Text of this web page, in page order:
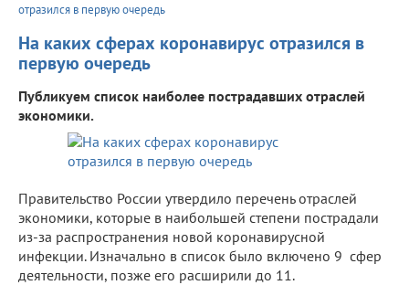
отразился в первую очередь
На каких сферах коронавирус отразился в
первую очередь
Публикуем список наиболее пострадавших отраслей
экономики.
Правительство России утвердило перечень отраслей
экономики, которые в наибольшей степени пострадали
из-за распространения новой коронавирусной
инфекции. Изначально в список было включено 9 сфер
деятельности, позже его расширили до 11.